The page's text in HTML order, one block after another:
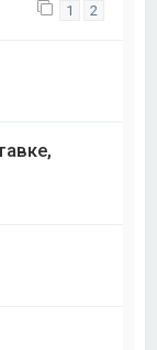
1 2